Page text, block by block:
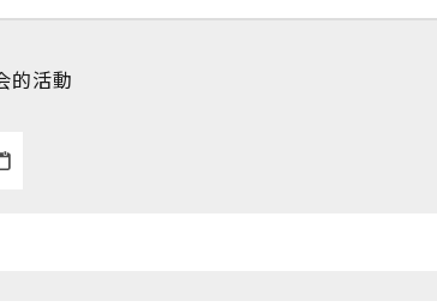
的活動